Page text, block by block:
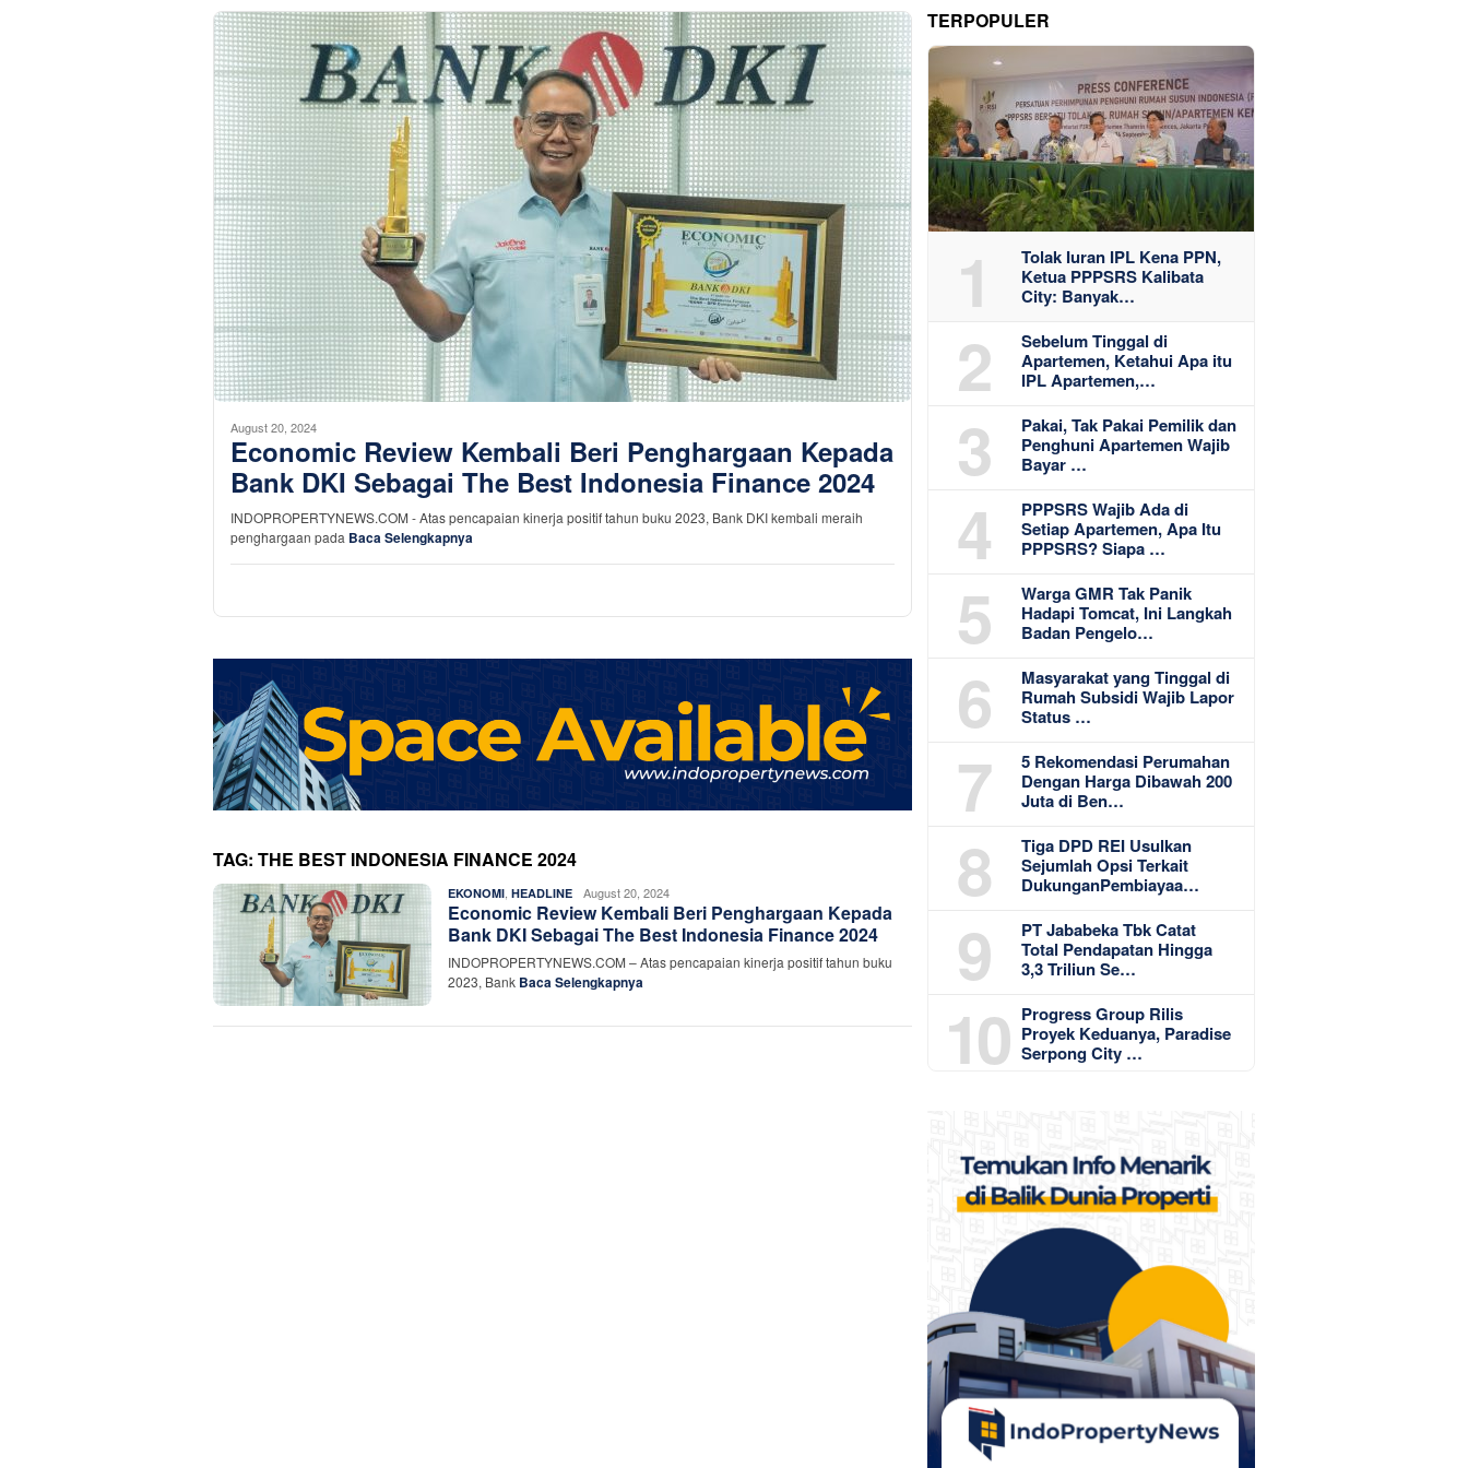
August 20, 2024
Economic Review Kembali Beri Penghargaan Kepada
Bank DKI Sebagai The Best Indonesia Finance 2024
INDOPROPERTYNEWS.COM - Atas pencapaian kinerja positif tahun buku 2023, Bank DKI kembali meraih
penghargaan pada Baca Selengkapnya
TAG: THE BEST INDONESIA FINANCE 2024
EKONOMI HEADLINE Rasyid
Rafiq
August 20, 2024
Economic Review Kembali Beri Penghargaan Kepada
Bank DKI Sebagai The Best Indonesia Finance 2024
INDOPROPERTYNEWS.COM – Atas pencapaian kinerja positif tahun buku
2023, Bank Baca Selengkapnya
TERPOPULER
1
Tolak Iuran IPL Kena PPN,
Ketua PPPSRS Kalibata
City: Banyak…
2
Sebelum Tinggal di
Apartemen, Ketahui Apa itu
IPL Apartemen,…
3
Pakai, Tak Pakai Pemilik dan
Penghuni Apartemen Wajib
Bayar …
4
PPPSRS Wajib Ada di
Setiap Apartemen, Apa Itu
PPPSRS? Siapa …
5
Warga GMR Tak Panik
Hadapi Tomcat, Ini Langkah
Badan Pengelo…
6
Masyarakat yang Tinggal di
Rumah Subsidi Wajib Lapor
Status …
7
5 Rekomendasi Perumahan
Dengan Harga Dibawah 200
Juta di Ben…
8
Tiga DPD REI Usulkan
Sejumlah Opsi Terkait
DukunganPembiayaa…
9
PT Jababeka Tbk Catat
Total Pendapatan Hingga
3,3 Triliun Se…
10
Progress Group Rilis
Proyek Keduanya, Paradise
Serpong City …